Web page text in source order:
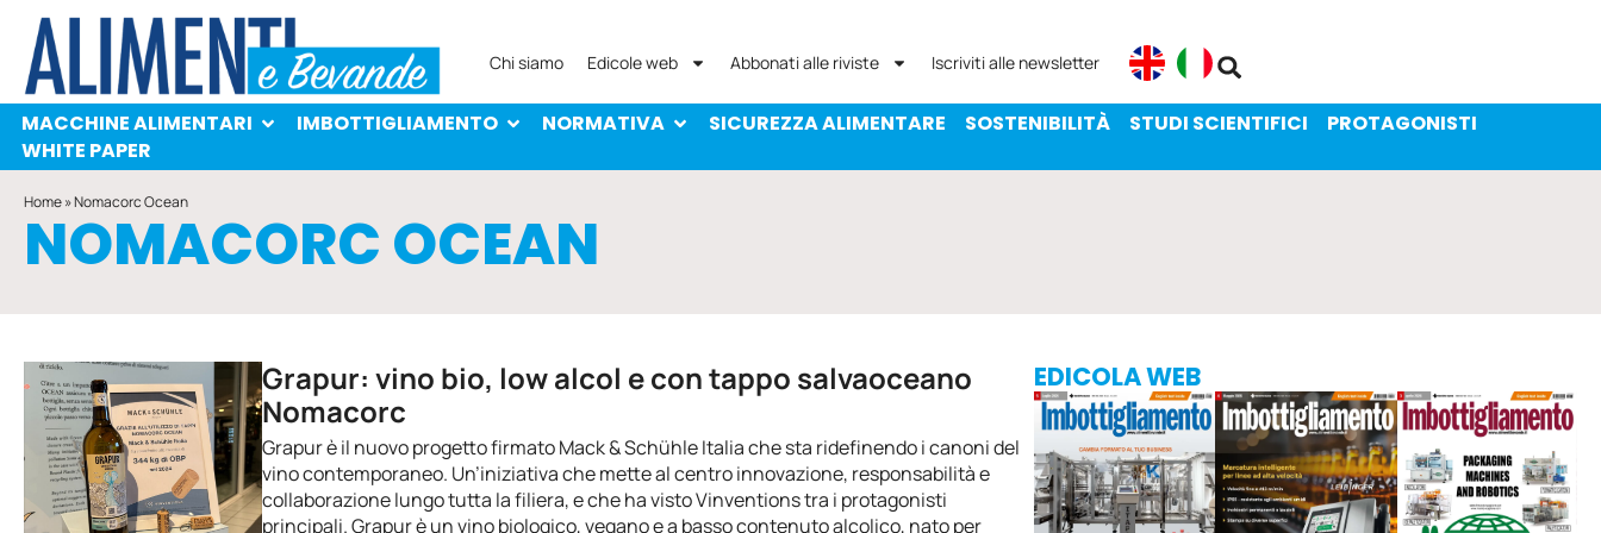
MACCHINE ALIMENTARI
PROTAGONISTI
WHITE PAPER
Chi siamo Edicole web Abbonati alle riviste Iscriviti alle newsletter
MACCHINE ALIMENTARI IMBOTTIGLIAMENTO NORMATIVA SICUREZZA ALIMENTARE SOSTENIBILITÀ STUDI SCIENTIFICI
PROTAGONISTI
WHITE PAPER
Home»Nomacorc Ocean
NOMACORC OCEAN
Grapur: vino bio, low alcol e con tappo salvaoceano
Nomacorc
Grapur è il nuovo progetto firmato Mack & Schühle Italia che sta ridefinendo i canoni del
vino contemporaneo. Un’iniziativa che mette al centro innovazione, responsabilità e
collaborazione lungo tutta la filiera, e che ha visto Vinventions tra i protagonisti
principali. Grapur è un vino biologico, vegano e a basso contenuto alcolico, nato per
EDICOLA WEB